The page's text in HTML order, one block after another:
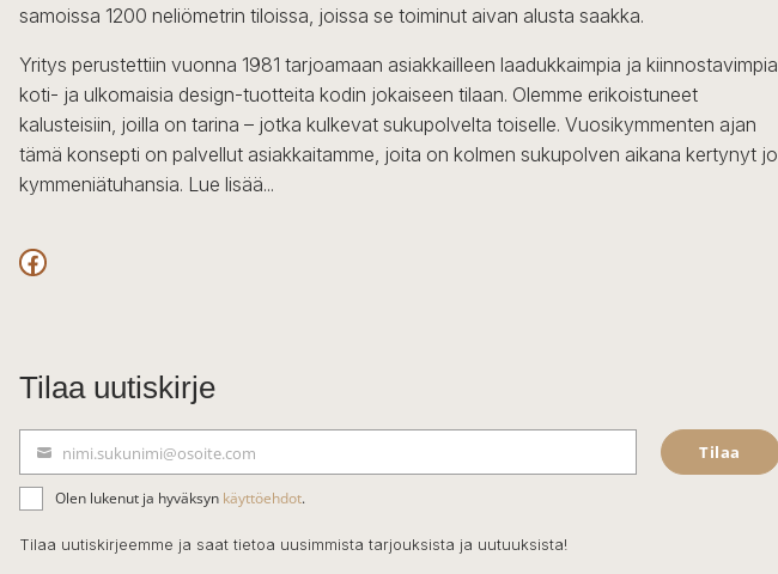
samoissa 1200 neliömetrin tiloissa, joissa se toiminut aivan alusta saakka.
Yritys perustettiin vuonna 1981 tarjoamaan asiakkailleen laadukkaimpia ja kiinnostavimpia
koti- ja ulkomaisia design-tuotteita kodin jokaiseen tilaan. Olemme erikoistuneet
kalusteisiin, joilla on tarina – jotka kulkevat sukupolvelta toiselle. Vuosikymmenten ajan
tämä konsepti on palvellut asiakkaitamme, joita on kolmen sukupolven aikana kertynyt jo
kymmeniätuhansia. Lue lisää...
Facebook
Tilaa uutiskirje
ä
h
k
nimi.sukunimi@osoite.com Tilaa
Olen lukenut ja hyväksyn käyttöehdot.
Tilaa uutiskirjeemme ja saat tietoa uusimmista tarjouksista ja uutuuksista!